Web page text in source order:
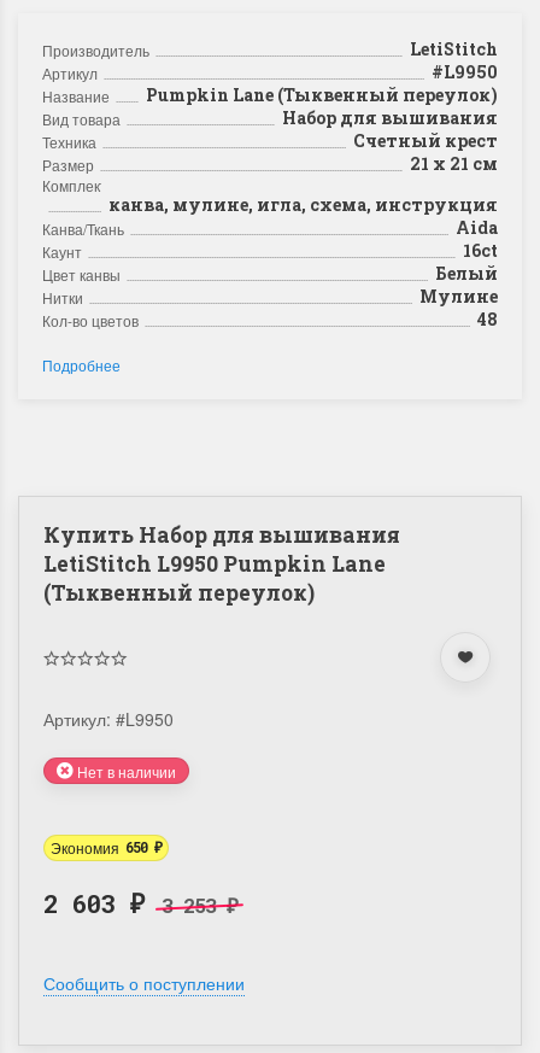
Производитель LetiStitch
Артикул #L9950
Название Pumpkin Lane (Тыквенный переулок)
Вид товара Набор для вышивания
Техника Счетный крест
Размер 21 х 21 см
Комплектация
канва, мулине, игла, схема, инструкция
Канва/Ткань Aida
Каунт 16ct
Цвет канвы Белый
Нитки Мулине
Кол-во цветов 48
Подробнее
Купить Набор для вышивания
LetiStitch L9950 Pumpkin Lane
(Тыквенный переулок)
Артикул: #L9950
Нет в наличии
Экономия 650 ₽
2 603 ₽ 3 253₽
Сообщить о поступлении